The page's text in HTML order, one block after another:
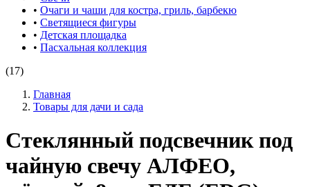
• Очаги и чаши для костра, гриль, барбекю
• Светящиеся фигуры
• Детская площадка
• Пасхальная коллекция
(17)
Главная
Товары для дачи и сада
Стеклянный подсвечник под
чайную свечу АЛФЕО,